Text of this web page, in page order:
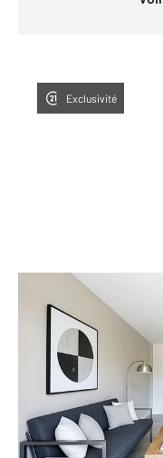
Exclusivité
ARCACHON 33
56 m2 , 2 pièces
Ref : 853
Appartement
350
[Résidence au